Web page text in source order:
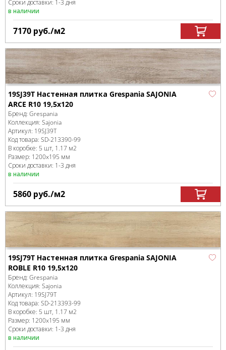
Сроки доставки: 1-3 дня
в наличии
7170 руб./м2
19SJ39T Настенная плитка Grespania SAJONIA
ARCE R10 19,5х120
Бренд: Grespania
Коллекция: Sajonia
Артикул: 19SJ39T
Код товара: SD-213390-99
В коробке: 5 шт, 1.17 м2
Размер: 1200x195 мм
Сроки доставки: 1-3 дня
в наличии
5860 руб./м2
19SJ79T Настенная плитка Grespania SAJONIA
ROBLE R10 19,5х120
Бренд: Grespania
Коллекция: Sajonia
Артикул: 19SJ79T
Код товара: SD-213393-99
В коробке: 5 шт, 1.17 м2
Размер: 1200x195 мм
Сроки доставки: 1-3 дня
в наличии